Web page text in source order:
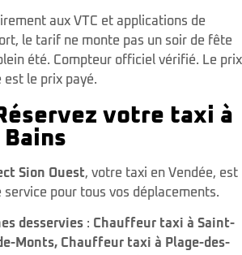
aux VTC et applications de
le tarif ne monte pas un soir de fête
été. Compteur officiel vérifié. Le prix
est le prix payé.
votre taxi à
Bains
Sion Ouest, votre taxi en Vendée, est
service pour tous vos déplacements.
desservies : Chauffeur taxi à Saint-
Monts, Chauffeur taxi à Plage-des-